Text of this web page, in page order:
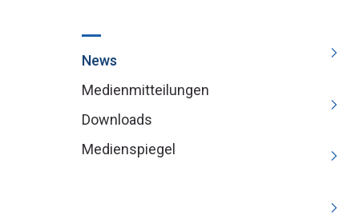
News
Medienmitteilungen
Downloads
Medienspiegel